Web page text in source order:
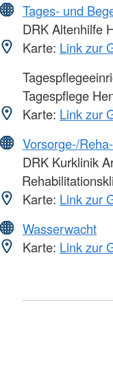
Tages- und
DRK Altenhilfe
Karte: Link zur
Tagespflege
Karte: Link zur
Vorsorge-/
DRK Kurklinik
Karte: Link zur
Wasserwacht
Karte: Link zur